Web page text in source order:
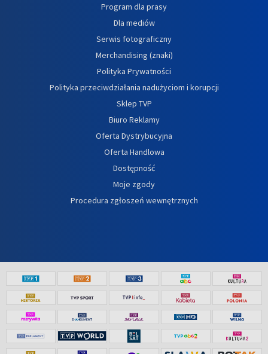
Program dla prasy
Dla mediów
Serwis fotograficzny
Merchandising (znaki)
Polityka Prywatności
Polityka przeciwdziałania nadużyciom i korupcji
Sklep TVP
Biuro Reklamy
Oferta Dystrybucyjna
Oferta Handlowa
Dostępność
Moje zgody
Procedura zgłoszeń wewnętrznych